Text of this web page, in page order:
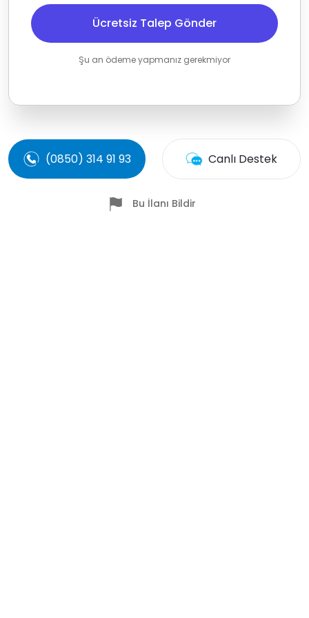
Ücretsiz Talep Gönder
Şu an ödeme yapmanız gerekmiyor
(0850) 314 91 93 Canlı Destek
Bu İlanı Bildir